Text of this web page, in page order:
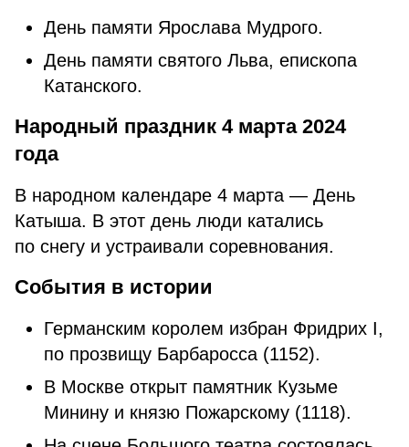
День памяти Ярослава Мудрого.
День памяти святого Льва, епископа
Катанского.
Народный праздник 4 марта 2024
года
В народном календаре 4 марта — День
Катыша. В этот день люди катались
по снегу и устраивали соревнования.
События в истории
Германским королем избран Фридрих I,
по прозвищу Барбаросса (1152).
В Москве открыт памятник Кузьме
Минину и князю Пожарскому (1118).